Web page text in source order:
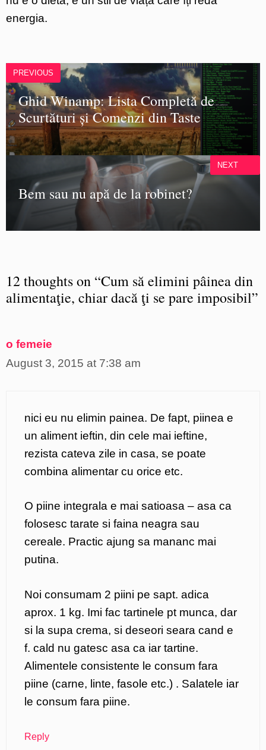
energia.
PREVIOUS
Ghid Winamp: Lista Completă de
Scurtături și Comenzi din Taste
Bem sau nu apă de la robinet?
NEXT
12 thoughts on “Cum să elimini pâinea din
alimentaţie, chiar dacă ţi se pare imposibil”
o femeie
August 3, 2015 at 7:38 am
nici eu nu elimin painea. De fapt, piinea e
un aliment ieftin, din cele mai ieftine,
rezista cateva zile in casa, se poate
combina alimentar cu orice etc.
O piine integrala e mai satioasa – asa ca
folosesc tarate si faina neagra sau
cereale. Practic ajung sa mananc mai
putina.
Noi consumam 2 piini pe sapt. adica
aprox. 1 kg. Imi fac tartinele pt munca, dar
si la supa crema, si deseori seara cand e
f. cald nu gatesc asa ca iar tartine.
Alimentele consistente le consum fara
piine (carne, linte, fasole etc.) . Salatele iar
le consum fara piine.
Reply